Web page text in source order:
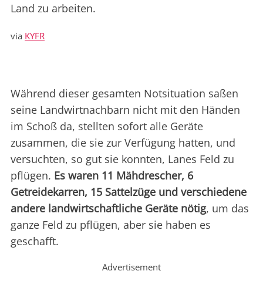
Land zu arbeiten.
via KYFR
Während dieser gesamten Notsituation saßen
seine Landwirtnachbarn nicht mit den Händen
im Schoß da, stellten sofort alle Geräte
zusammen, die sie zur Verfügung hatten, und
versuchten, so gut sie konnten, Lanes Feld zu
pflügen. Es waren 11 Mähdrescher, 6
Getreidekarren, 15 Sattelzüge und verschiedene
andere landwirtschaftliche Geräte nötig, um das
ganze Feld zu pflügen, aber sie haben es
geschafft.
Advertisement